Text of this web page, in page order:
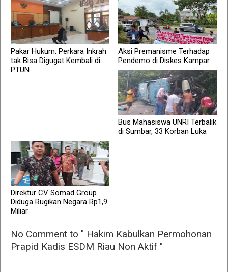
Pakar Hukum: Perkara Inkrah
tak Bisa Digugat Kembali di
PTUN
Aksi Premanisme Terhadap
Pendemo di Diskes Kampar
Bus Mahasiswa UNRI Terbalik
di Sumbar, 33 Korban Luka
Direktur CV Somad Group
Diduga Rugikan Negara Rp1,9
Miliar
No Comment to " Hakim Kabulkan Permohonan
Prapid Kadis ESDM Riau Non Aktif "